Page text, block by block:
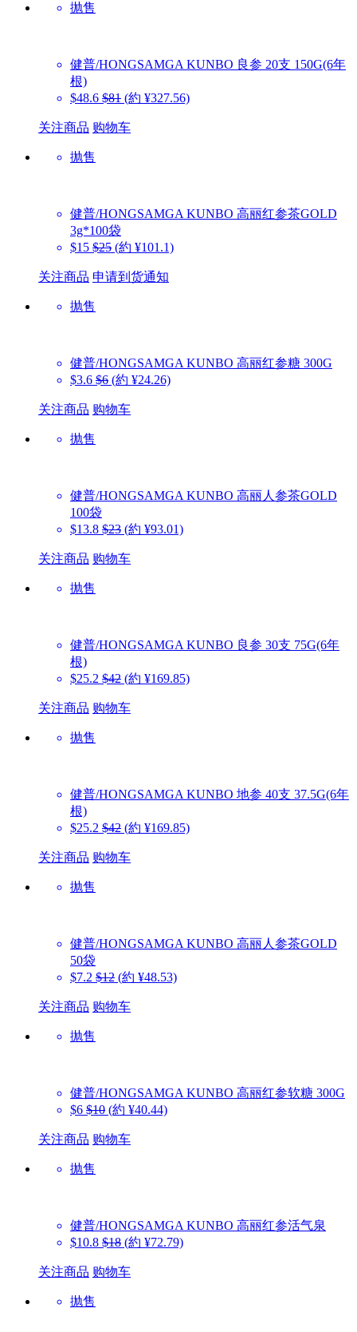
抛售
健普/HONGSAMGA KUNBO 良参 20支 150G(6年
根)
$48.6 $81 (約 ¥327.56)
关注商品 购物车
抛售
健普/HONGSAMGA KUNBO 高丽红参茶GOLD
3g*100袋
$15 $25 (約 ¥101.1)
关注商品 申请到货通知
抛售
健普/HONGSAMGA KUNBO 高丽红参糖 300G
$3.6 $6 (約 ¥24.26)
关注商品 购物车
抛售
健普/HONGSAMGA KUNBO 高丽人参茶GOLD
100袋
$13.8 $23 (約 ¥93.01)
关注商品 购物车
抛售
健普/HONGSAMGA KUNBO 良参 30支 75G(6年
根)
$25.2 $42 (約 ¥169.85)
关注商品 购物车
抛售
健普/HONGSAMGA KUNBO 地参 40支 37.5G(6年
根)
$25.2 $42 (約 ¥169.85)
关注商品 购物车
抛售
健普/HONGSAMGA KUNBO 高丽人参茶GOLD
50袋
$7.2 $12 (約 ¥48.53)
关注商品 购物车
抛售
健普/HONGSAMGA KUNBO 高丽红参软糖 300G
$6 $10 (約 ¥40.44)
关注商品 购物车
抛售
健普/HONGSAMGA KUNBO 高丽红参活气泉
$10.8 $18 (約 ¥72.79)
关注商品 购物车
抛售